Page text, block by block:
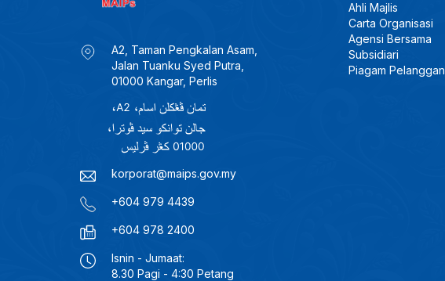
A2, Taman Pengkalan Asam,
Jalan Tuanku Syed Putra,
01000 Kangar, Perlis
korporat@maips.gov.my
+604 979 4439
+604 978 2400
Isnin - Jumaat:
8.30 Pagi - 4:30 Petang
Ahli Majlis
Carta Organisasi
Agensi Bersama
Subsidiari
Piagam Pelanggan